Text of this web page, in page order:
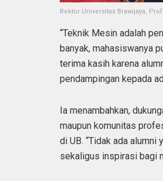
Rektor Universitas Brawijaya,
“Teknik Mesin adalah
banyak, mahasiswanya
terima kasih karena
pendampingan kepada
Ia menambahkan,
maupun komunitas
di UB. “Tidak ada
sekaligus inspirasi bagi